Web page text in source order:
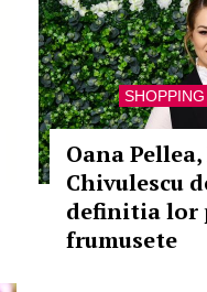
Oana
Chivulescu
definitia lor
frumusete